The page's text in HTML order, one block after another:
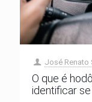
José Renato
O que é
identificar